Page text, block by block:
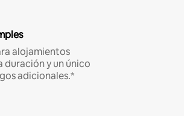
alojamientos
duración y un único
adicionales.*